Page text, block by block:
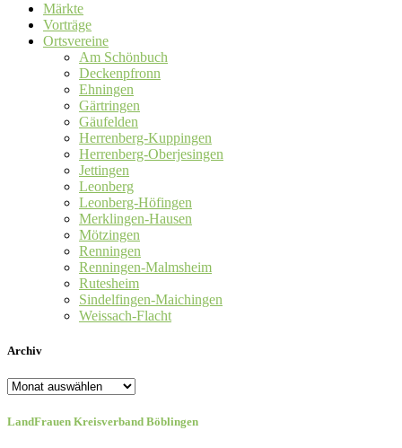
Märkte
Vorträge
Ortsvereine
Am Schönbuch
Deckenpfronn
Ehningen
Gärtringen
Gäufelden
Herrenberg-Kuppingen
Herrenberg-Oberjesingen
Jettingen
Leonberg
Leonberg-Höfingen
Merklingen-Hausen
Mötzingen
Renningen
Renningen-Malmsheim
Rutesheim
Sindelfingen-Maichingen
Weissach-Flacht
Archiv
Archiv
LandFrauen Kreisverband Böblingen